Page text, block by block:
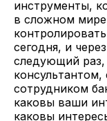
инструменты,
в сложном
сегодня, и
следующий
сотрудником
каковы ваши
каковы